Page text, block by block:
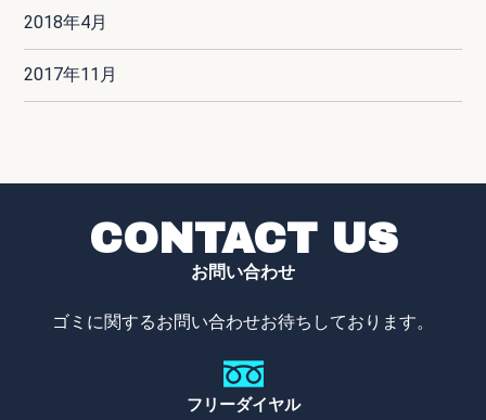
2018年4月
2017年11月
CONTACT US
お問い合わせ
ゴミに関するお問い合わせお待ちしております。
フリーダイヤル